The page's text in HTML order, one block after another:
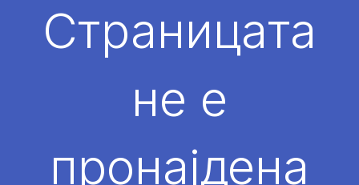
Страницата
не е
пронајдена